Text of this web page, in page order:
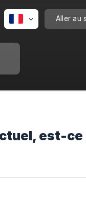
Aller au
est-ce